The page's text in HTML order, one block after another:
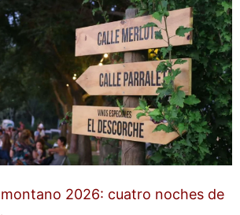
2026: cuatro noches de